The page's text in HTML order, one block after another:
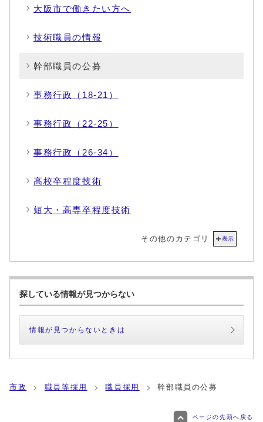
大阪市で働きたい方へ
技術職員の情報
幹部職員の公募
事務行政（18-21）
事務行政（22-25）
事務行政（26-34）
高校卒程度技術
短大・高専卒程度技術
その他のカテゴリ 表示
探している情報が見つからない
情報が見つからないときは
市政 職員等採用 職員採用 幹部職員の公募
ページの先頭へ戻る